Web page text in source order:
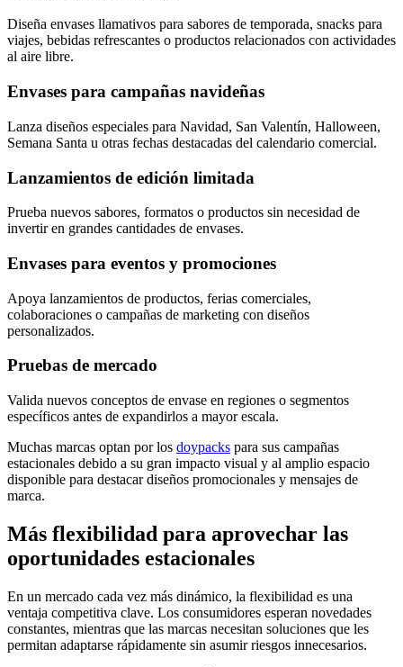
Diseña envases llamativos para sabores de temporada, snacks para
viajes, bebidas refrescantes o productos relacionados con actividades
al aire libre.
Envases para campañas navideñas
Lanza diseños especiales para Navidad, San Valentín, Halloween,
Semana Santa u otras fechas destacadas del calendario comercial.
Lanzamientos de edición limitada
Prueba nuevos sabores, formatos o productos sin necesidad de
invertir en grandes cantidades de envases.
Envases para eventos y promociones
Apoya lanzamientos de productos, ferias comerciales,
colaboraciones o campañas de marketing con diseños
personalizados.
Pruebas de mercado
Valida nuevos conceptos de envase en regiones o segmentos
específicos antes de expandirlos a mayor escala.
Muchas marcas optan por los doypacks para sus campañas
estacionales debido a su gran impacto visual y al amplio espacio
disponible para destacar diseños promocionales y mensajes de
marca.
Más flexibilidad para aprovechar las
oportunidades estacionales
En un mercado cada vez más dinámico, la flexibilidad es una
ventaja competitiva clave. Los consumidores esperan novedades
constantes, mientras que las marcas necesitan soluciones que les
permitan adaptarse rápidamente sin asumir riesgos innecesarios.